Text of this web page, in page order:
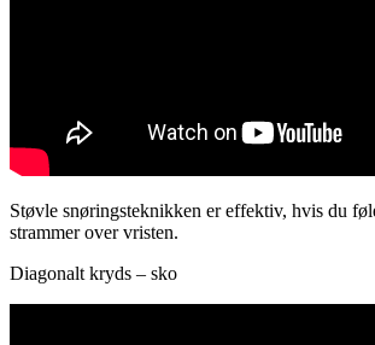
Støvle snøringsteknikken er effektiv, hvis du
strammer over vristen.
Diagonalt kryds – sko